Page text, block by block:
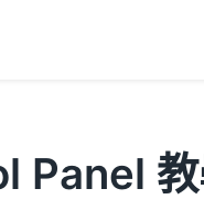
Panel